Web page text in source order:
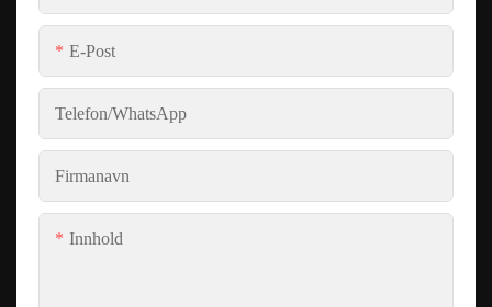
E-Post
Telefon/whatsApp
Firmanavn
Innhold